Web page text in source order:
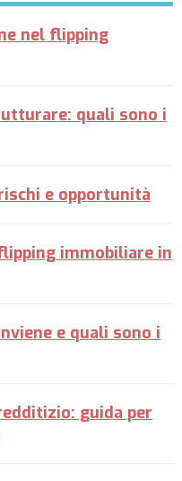
nel flipping
quali sono i
e opportunità
immobiliare in
e quali sono i
guida per